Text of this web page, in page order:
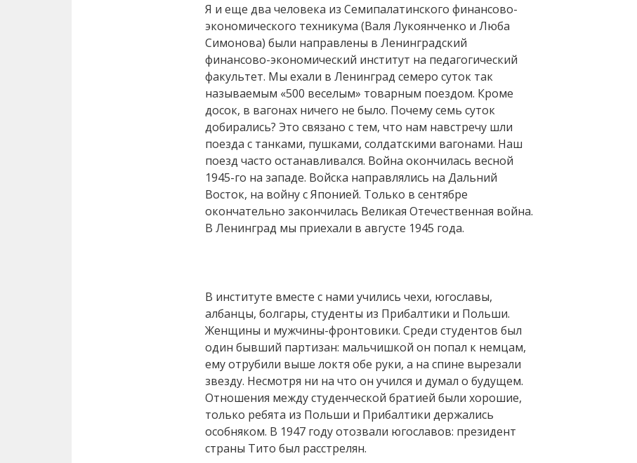
Я и еще два человека из Семипалатинского финансово-
экономического техникума (Валя Лукоянченко и Люба
Симонова) были направлены в Ленинградский
финансово-экономический институт на педагогический
факультет. Мы ехали в Ленинград семеро суток так
называемым «500 веселым» товарным поездом. Кроме
досок, в вагонах ничего не было. Почему семь суток
добирались? Это связано с тем, что нам навстречу шли
поезда с танками, пушками, солдатскими вагонами. Наш
поезд часто останавливался. Война окончилась весной
1945-го на западе. Войска направлялись на Дальний
Восток, на войну с Японией. Только в сентябре
окончательно закончилась Великая Отечественная война.
В Ленинград мы приехали в августе 1945 года.
В институте вместе с нами учились чехи, югославы,
албанцы, болгары, студенты из Прибалтики и Польши.
Женщины и мужчины-фронтовики. Среди студентов был
один бывший партизан: мальчишкой он попал к немцам,
ему отрубили выше локтя обе руки, а на спине вырезали
звезду. Несмотря ни на что он учился и думал о будущем.
Отношения между студенческой братией были хорошие,
только ребята из Польши и Прибалтики держались
особняком. В 1947 году отозвали югославов: президент
страны Тито был расстрелян.